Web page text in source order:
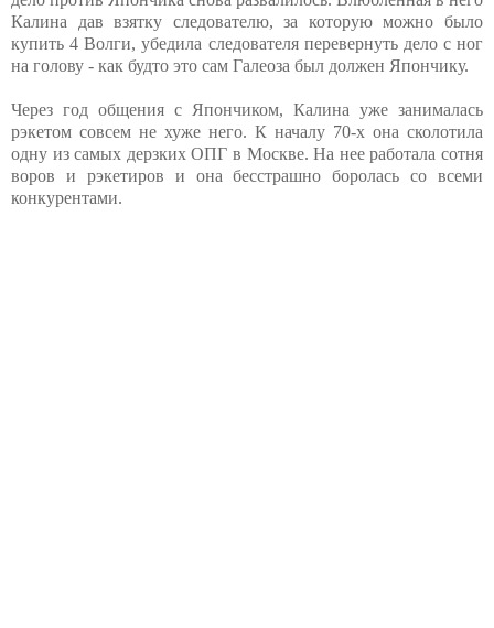
Калина дав взятку следователю, за которую можно было
купить 4 Волги, убедила следователя перевернуть дело с ног
на голову - как будто это сам Галеоза был должен Япончику.
Через год общения с Япончиком, Калина уже занималась
рэкетом совсем не хуже него. К началу 70-х она сколотила
одну из самых дерзких ОПГ в Москве. На нее работала сотня
воров и рэкетиров и она бесстрашно боролась со всеми
конкурентами.